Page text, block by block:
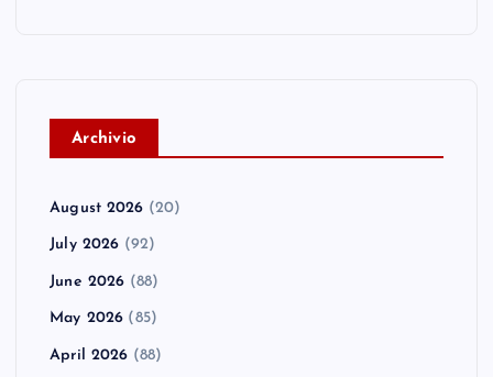
Archivio
August 2026 (20)
July 2026 (92)
June 2026 (88)
May 2026 (85)
April 2026 (88)